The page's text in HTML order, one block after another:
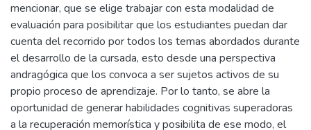
mencionar, que se elige trabajar con esta modalidad de
evaluación para posibilitar que los estudiantes puedan dar
cuenta del recorrido por todos los temas abordados durante
el desarrollo de la cursada, esto desde una perspectiva
andragógica que los convoca a ser sujetos activos de su
propio proceso de aprendizaje. Por lo tanto, se abre la
oportunidad de generar habilidades cognitivas superadoras
a la recuperación memorística y posibilita de ese modo, el